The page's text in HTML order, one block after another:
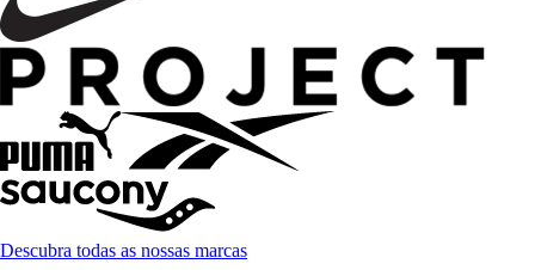
Descubra todas as nossas marcas